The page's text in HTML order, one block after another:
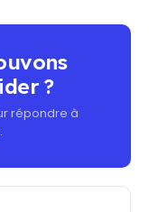
?
répondre à